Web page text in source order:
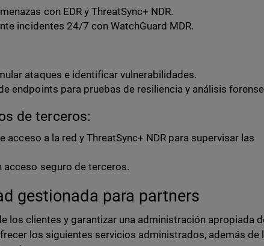
con EDR y ThreatSync+ NDR.
incidentes 24/7 con WatchGuard MDR.
ataques e identificar vulnerabilidades.
endpoints para pruebas de resiliencia y análisis
de terceros:
acceso a la red y ThreatSync+ NDR para supervisar las
acceso seguro de terceros.
gestionada para partners
los clientes y garantizar una administración apropiada
los siguientes servicios administrados, además de